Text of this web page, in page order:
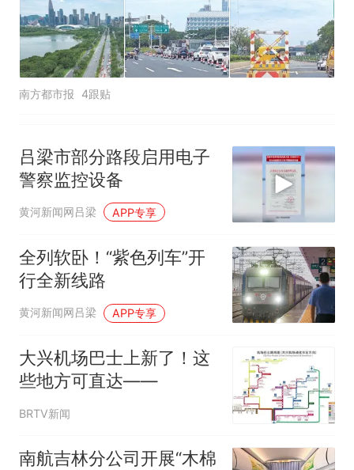
南方都市报 4跟贴
吕梁市部分路段启用电子
警察监控设备
黄河新闻网吕梁 APP专享
全列软卧！“紫色列车”开
行全新线路
黄河新闻网吕梁 APP专享
大兴机场巴士上新了！这
些地方可直达——
BRTV新闻
南航吉林分公司开展“木棉